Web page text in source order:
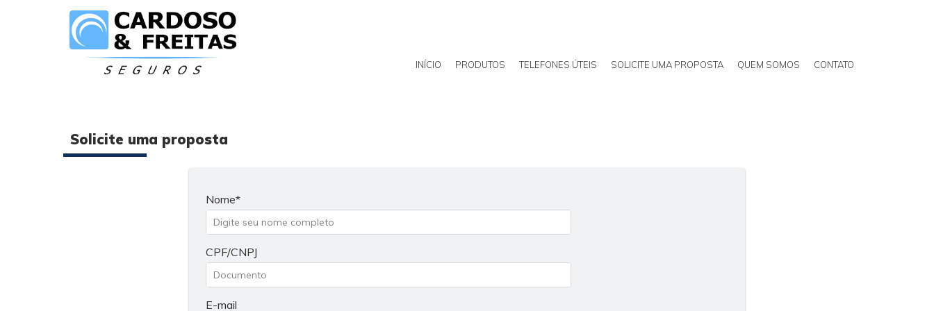
INÍCIO PRODUTOS TELEFONES ÚTEIS SOLICITE UMA PROPOSTA QUEM SOMOS CONTATO
Solicite uma proposta
Nome
CPF/CNPJ
E-mail